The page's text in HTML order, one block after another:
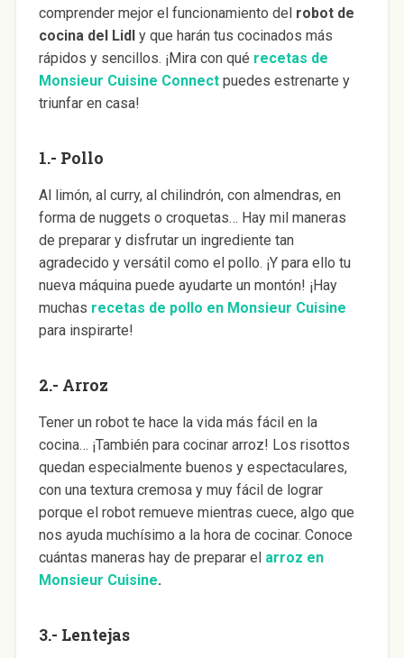
comprender mejor el funcionamiento del robot de
cocina del Lidly que harán tus cocinados más
rápidos y sencillos. ¡Mira con qué recetas de
Monsieur Cuisine Connectpuedes estrenarte y
triunfar en casa!
1.- Pollo
Al limón, al curry, al chilindrón, con almendras, en
forma de nuggets o croquetas… Hay mil maneras
de preparar y disfrutar un ingrediente tan
agradecido y versátil como el pollo. ¡Y para ello tu
nueva máquina puede ayudarte un montón! ¡Hay
muchas recetas de pollo en Monsieur Cuisine
para inspirarte!
2.- Arroz
Tener un robot te hace la vida más fácil en la
cocina… ¡También para cocinar arroz! Los risottos
quedan especialmente buenos y espectaculares,
con una textura cremosa y muy fácil de lograr
porque el robot remueve mientras cuece, algo que
nos ayuda muchísimo a la hora de cocinar. Conoce
cuántas maneras hay de preparar el arroz en
Monsieur Cuisine.
3.- Lentejas